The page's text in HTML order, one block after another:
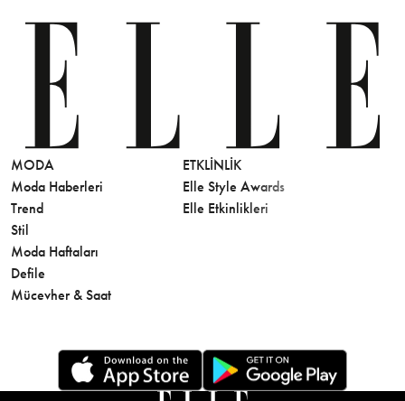
MODA
Moda Haberleri
Trend
Stil
Moda Haftaları
Defile
Mücevher & Saat
ETKLINLIK
Elle Style Awards
Elle Etkinlikleri